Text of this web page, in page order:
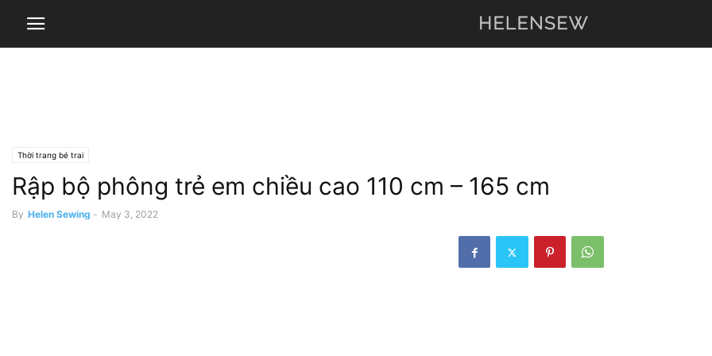
Thời trang bé trai
Rập bộ phông trẻ em chiều cao 110 cm – 165 cm
By Helen Sewing - May 3, 2022